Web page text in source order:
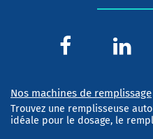
Nos machines de remplissage
Trouvez une remplisseuse
idéale pour le dosage, le